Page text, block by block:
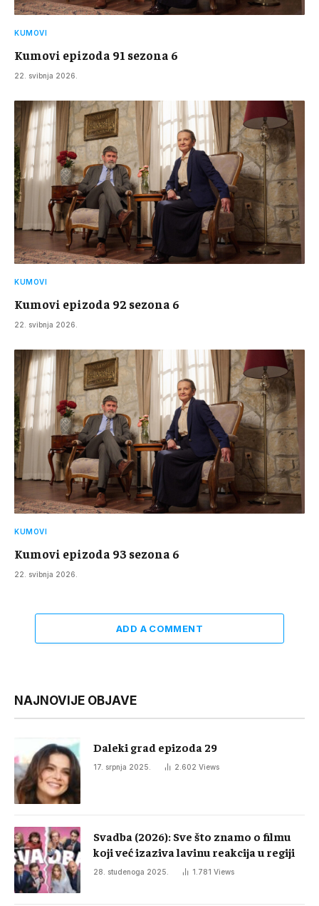
KUMOVI
Kumovi epizoda 91 sezona 6
22. svibnja 2026.
KUMOVI
Kumovi epizoda 92 sezona 6
22. svibnja 2026.
KUMOVI
Kumovi epizoda 93 sezona 6
22. svibnja 2026.
ADD A COMMENT
NAJNOVIJE OBJAVE
Daleki grad epizoda 29
17. srpnja 2025. 2.602 Views
Svadba (2026): Sve što znamo o filmu
koji već izaziva lavinu reakcija u regiji
28. studenoga 2025. 1.781 Views